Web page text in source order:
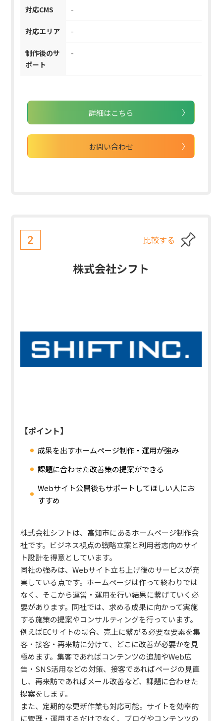
対応CMS -
対応エリア -
制作後のサ
ポート
-
詳細はこちら
お問い合わせ
2 比較する
株式会社シフト
【ポイント】
成果を出すホームページ制作・運用が強み
課題に合わせた改善策の提案ができる
Webサイト公開後もサポートしてほしい人にお
すすめ
株式会社シフトは、高知市にあるホームページ制作会
社です。ビジネス視点の戦略立案と利用者志向のサイ
ト設計を得意としています。
同社の強みは、Webサイト立ち上げ後のサービスが充
実している点です。 ホームページは作って終わりでは
なく、そこから運営・運用を行い結果に繋げていく必
要があります。同社では、求める成果に向かって実施
する施策の提案やコンサルティングを行っています。
例えばECサイトの場合、売上に繋がる必要な要素を集
客・接客・再来訪に分けて、どこに改善が必要かを見
極めます。集客であればコンテンツの追加やWeb広
告・SNS活用などの対策、接客であればページの見直
し、再来訪であればメール改善など、課題に合わせた
提案をします。
また、定期的な更新作業も対応可能。 サイトを効率的
に管理・運用するだけでなく、ブログやコンテンツの